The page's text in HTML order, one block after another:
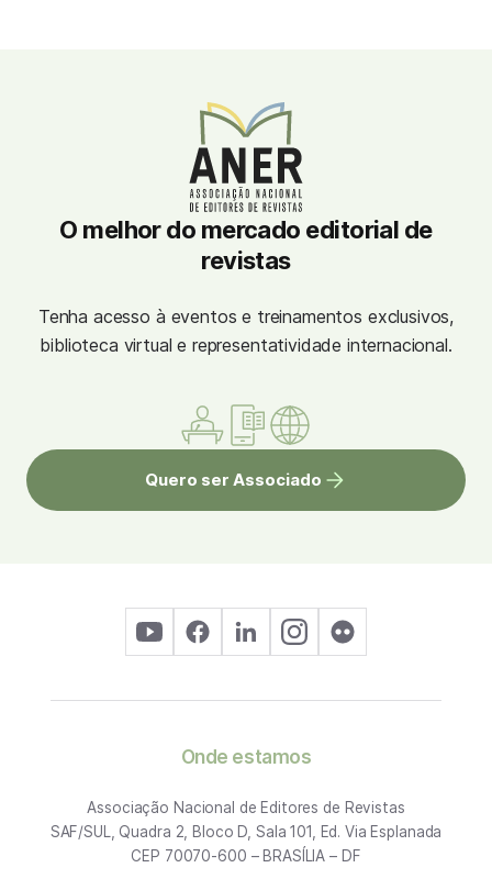
O melhor do mercado editorial de
revistas
Tenha acesso à eventos e treinamentos exclusivos,
biblioteca virtual e representatividade internacional.
Quero ser Associado
Onde estamos
Associação Nacional de Editores de Revistas
SAF/SUL, Quadra 2, Bloco D, Sala 101, Ed. Via Esplanada
CEP 70070-600 – BRASÍLIA – DF